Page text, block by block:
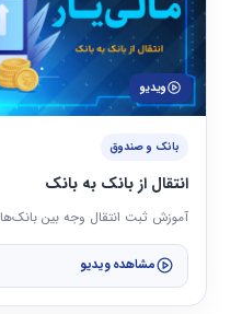
ویدیو
بانک و صندوق
انتقال از بانک به بانک
آموزش ثبت انتقال وجه بین بانک‌ها
مشاهده ویدیو